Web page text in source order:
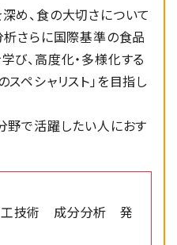
食品開発コース
ロジェクトチームが高校生
海地区発表会で「オーディ
！
食品科学コース
食品開発コース
め、食の大切さについて
析さらに国際基準の食品
び、高度化・多様化する
ペシャリスト」を目指し
野で活躍したい人におす
技術 成分分析 発